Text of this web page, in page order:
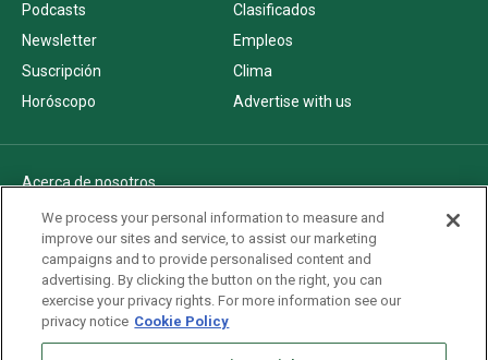
Podcasts
Clasificados
Newsletter
Empleos
Suscripción
Clima
Horóscopo
Advertise with us
Acerca de nosotros
Politica de privacidad
Pautas Editoriales
AdChoices
Advertise with us
Newsletters
We process your personal information to measure and
improve our sites and service, to assist our marketing
campaigns and to provide personalised content and
advertising. By clicking the button on the right, you can
exercise your privacy rights. For more information see our
privacy notice Cookie Policy